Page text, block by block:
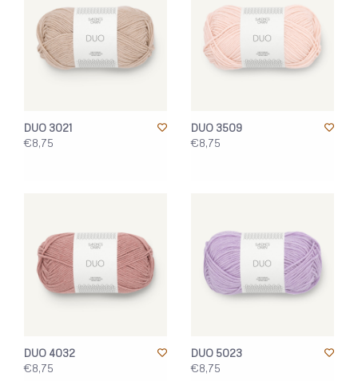
DUO 3021
€8,75
DUO 3509
€8,75
DUO 4032
€8,75
DUO 5023
€8,75